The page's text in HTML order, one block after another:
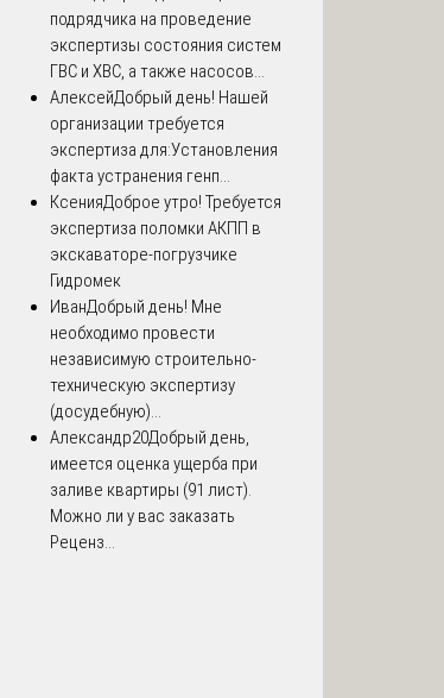
подрядчика на проведение
экспертизы состояния систем
ГВС и ХВС, а также насосов...
АлексейДобрый день! Нашей
организации требуется
экспертиза для:Установления
факта устранения генп...
КсенияДоброе утро! Требуется
экспертиза поломки АКПП в
экскаваторе-погрузчике
Гидромек
ИванДобрый день! Мне
необходимо провести
независимую строительно-
техническую экспертизу
(досудебную)...
Александр20Добрый день,
имеется оценка ущерба при
заливе квартиры (91 лист).
Можно ли у вас заказать
Реценз...